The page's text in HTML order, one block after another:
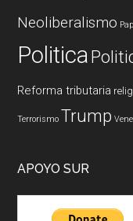
Neoliberalismo
Politica
Reforma tributaria
Terrorismo Trump
APOYO SUR